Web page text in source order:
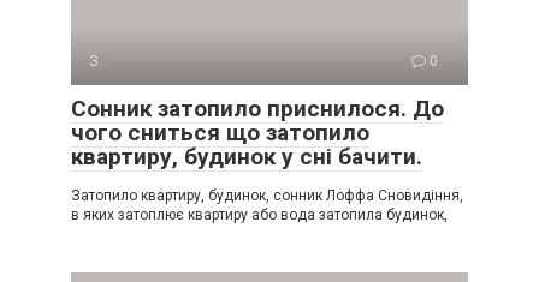
З 0
Сонник затопило приснилося. До
чого сниться що затопило
квартиру, будинок у сні бачити.
Затопило квартиру, будинок, сонник Лоффа Сновидіння,
в яких затоплює квартиру або вода затопила будинок,